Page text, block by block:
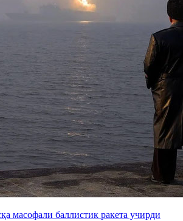
масофали баллистик ракета учирди